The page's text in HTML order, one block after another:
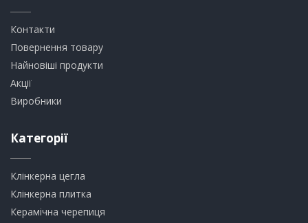
Контакти
Повернення товару
Найновіші продукти
Акції
Виробники
Категорії
Клінкерна цегла
​Клінкерна плитка
​Керамічна черепиця